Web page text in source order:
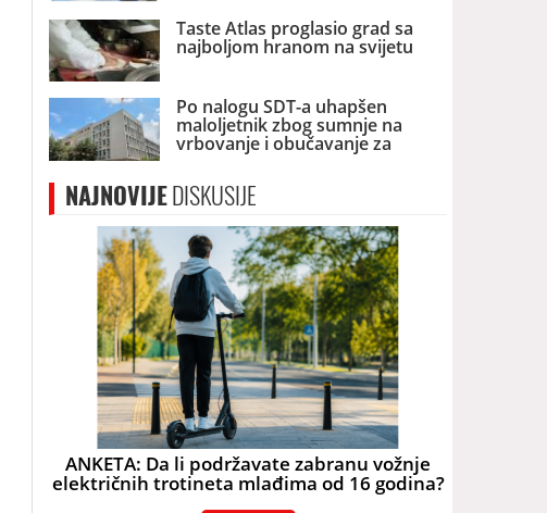
Taste Atlas proglasio grad sa
najboljom hranom na svijetu
Po nalogu SDT-a uhapšen
maloljetnik zbog sumnje na
vrbovanje i obučavanje za
terorizam
NAJNOVIJEDISKUSIJE
ANKETA: Da li podržavate zabranu vožnje
električnih trotineta mlađima od 16 godina?